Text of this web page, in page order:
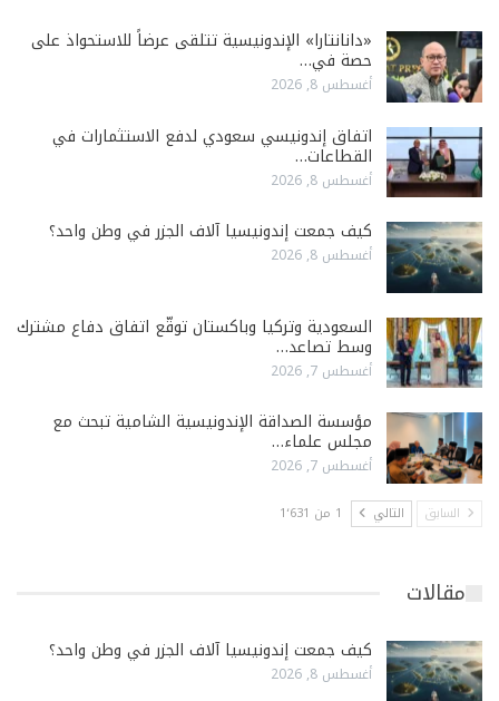
«دانانتارا» الإندونيسية تتلقى عرضاً للاستحواذ على
حصة في…
أغسطس 8, 2026
اتفاق إندونيسي سعودي لدفع الاستثمارات في
القطاعات…
أغسطس 8, 2026
كيف جمعت إندونيسيا آلاف الجزر في وطن واحد؟
أغسطس 8, 2026
السعودية وتركيا وباكستان توقّع اتفاق دفاع مشترك
وسط تصاعد…
أغسطس 7, 2026
مؤسسة الصداقة الإندونيسية الشامية تبحث مع
مجلس علماء…
أغسطس 7, 2026
السابق التالي 1 من 1٬631
مقالات
كيف جمعت إندونيسيا آلاف الجزر في وطن واحد؟
أغسطس 8, 2026